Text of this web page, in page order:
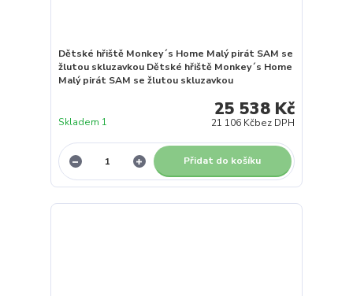
Dětské hřiště Monkey´s Home Malý pirát SAM se
žlutou skluzavkou Dětské hřiště Monkey´s Home
Malý pirát SAM se žlutou skluzavkou
25 538 Kč
21 106 Kčbez DPH
Skladem 1
Přidat do košíku